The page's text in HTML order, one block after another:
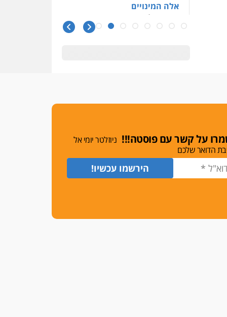
אלה המינויים
הוועדה לבחירת שופטים בחרה
26 שופטים ורשמים נוספים
האופנוע חזר הביתה
עו"ד גיל פרידמן והרפתקאות
אופנוע השטח שלו
לחמאס
על קשר עם פוסטה!!! ניוזלטר יומי אל
הדואר שלכם